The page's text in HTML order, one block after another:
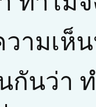
ามเห็
กันว่า